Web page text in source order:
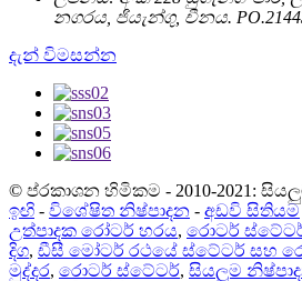
නගරය, ජියැන්ගු, චීනය.
දැන් විමසන්න
© ප්රකාශන හිමිකම - 2010-2021:
ඉඟි - විශේෂිත නිෂ්පාදන - අඩවි සිතියම
උත්පාදක රෝටර් හරය, රොටර්
දිග, ඩීසී මෝටර් රථයේ ස්ටේටර් සහ
මුද්දර, රොටර් ස්ටේටර්, සියලුම